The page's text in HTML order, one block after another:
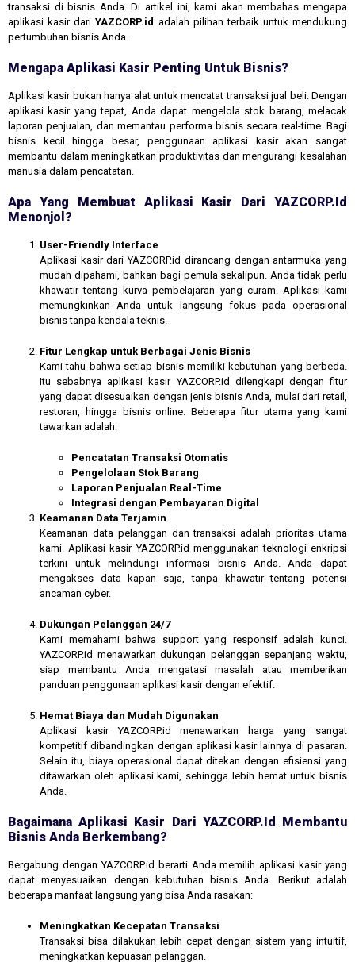
transaksi di bisnis Anda. Di artikel ini, kami akan membahas mengapa
aplikasi kasir dariYAZCORP.id adalah pilihan terbaik untuk mendukung
pertumbuhan bisnis Anda.
Mengapa Aplikasi Kasir Penting Untuk Bisnis?
Aplikasi kasir bukan hanya alat untuk mencatat transaksi jual beli. Dengan
aplikasi kasir yang tepat, Anda dapat mengelola stok barang, melacak
laporan penjualan, dan memantau performa bisnis secara real-time. Bagi
bisnis kecil hingga besar, penggunaan aplikasi kasir akan sangat
membantu dalam meningkatkan produktivitas dan mengurangi kesalahan
manusia dalam pencatatan.
Apa Yang Membuat Aplikasi Kasir Dari YAZCORP.id
Menonjol?
User-Friendly Interface
Aplikasi kasir dari YAZCORP.id dirancang dengan antarmuka yang
mudah dipahami, bahkan bagi pemula sekalipun. Anda tidak perlu
khawatir tentang kurva pembelajaran yang curam. Aplikasi kami
memungkinkan Anda untuk langsung fokus pada operasional
bisnis tanpa kendala teknis.
Fitur Lengkap untuk Berbagai Jenis Bisnis
Kami tahu bahwa setiap bisnis memiliki kebutuhan yang berbeda.
Itu sebabnya aplikasi kasir YAZCORP.id dilengkapi dengan fitur
yang dapat disesuaikan dengan jenis bisnis Anda, mulai dari retail,
restoran, hingga bisnis online. Beberapa fitur utama yang kami
tawarkan adalah:
Pencatatan Transaksi Otomatis
Pengelolaan Stok Barang
Laporan Penjualan Real-Time
Integrasi dengan Pembayaran Digital
Keamanan Data Terjamin
Keamanan data pelanggan dan transaksi adalah prioritas utama
kami. Aplikasi kasir YAZCORP.id menggunakan teknologi enkripsi
terkini untuk melindungi informasi bisnis Anda. Anda dapat
mengakses data kapan saja, tanpa khawatir tentang potensi
ancaman cyber.
Dukungan Pelanggan 24/7
Kami memahami bahwa support yang responsif adalah kunci.
YAZCORP.id menawarkan dukungan pelanggan sepanjang waktu,
siap membantu Anda mengatasi masalah atau memberikan
panduan penggunaan aplikasi kasir dengan efektif.
Hemat Biaya dan Mudah Digunakan
Aplikasi kasir YAZCORP.id menawarkan harga yang sangat
kompetitif dibandingkan dengan aplikasi kasir lainnya di pasaran.
Selain itu, biaya operasional dapat ditekan dengan efisiensi yang
ditawarkan oleh aplikasi kami, sehingga lebih hemat untuk bisnis
Anda.
Bagaimana Aplikasi Kasir Dari YAZCORP.id Membantu
Bisnis Anda Berkembang?
Bergabung dengan YAZCORP.id berarti Anda memilih aplikasi kasir yang
dapat menyesuaikan dengan kebutuhan bisnis Anda. Berikut adalah
beberapa manfaat langsung yang bisa Anda rasakan:
Meningkatkan Kecepatan Transaksi
Transaksi bisa dilakukan lebih cepat dengan sistem yang intuitif,
meningkatkan kepuasan pelanggan.